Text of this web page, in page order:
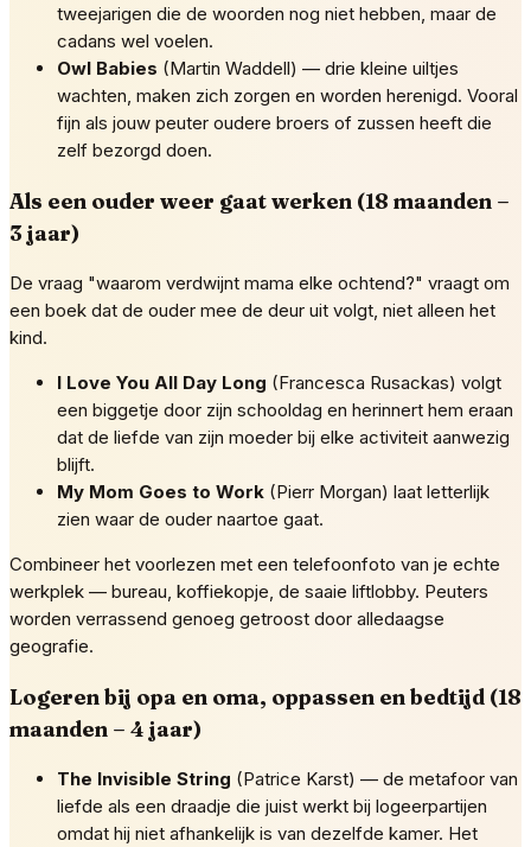
tweejarigen die de woorden nog niet hebben, maar de
cadans wel voelen.
Owl Babies (Martin Waddell) — drie kleine uiltjes
wachten, maken zich zorgen en worden herenigd. Vooral
fijn als jouw peuter oudere broers of zussen heeft die
zelf bezorgd doen.
Als een ouder weer gaat werken (18 maanden –
3 jaar)
De vraag "waarom verdwijnt mama elke ochtend?" vraagt om
een boek dat de ouder mee de deur uit volgt, niet alleen het
kind.
I Love You All Day Long (Francesca Rusackas) volgt
een biggetje door zijn schooldag en herinnert hem eraan
dat de liefde van zijn moeder bij elke activiteit aanwezig
blijft.
My Mom Goes to Work (Pierr Morgan) laat letterlijk
zien waar de ouder naartoe gaat.
Combineer het voorlezen met een telefoonfoto van je echte
werkplek — bureau, koffiekopje, de saaie liftlobby. Peuters
worden verrassend genoeg getroost door alledaagse
geografie.
Logeren bij opa en oma, oppassen en bedtijd (18
maanden – 4 jaar)
The Invisible String (Patrice Karst) — de metafoor van
liefde als een draadje die juist werkt bij logeerpartijen
omdat hij niet afhankelijk is van dezelfde kamer. Het